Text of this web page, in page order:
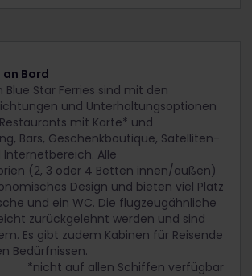
Bord
Blue Star Ferries sind mit den
und Unterhaltungsoptionen
mit Karte* und
Bars, Geschenkboutique, Satelliten-
Internetbereich. Alle
(2, 3 oder 4 Betten innen/außen)
Design und bieten viel Platz
und ein WC. Die flugzeugähnliche
zurückgelehnt werden und sind
Es gibt zudem Kabinen für Reisende
Bedürfnissen.
*nicht auf allen Schiffen verfügbar